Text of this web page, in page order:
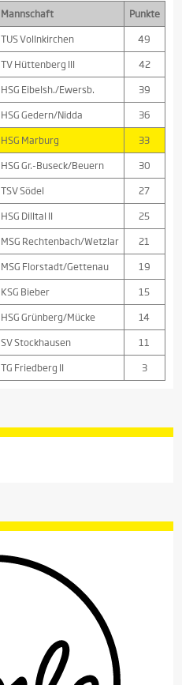
Mannschaft
Punkte
TUS Vollnkirchen
49
TV Hüttenberg III
42
HSG Eibelsh./Ewersb.
39
HSG Gedern/Nidda
36
HSG Marburg
33
HSG Gr.-Buseck/Beuern
30
TSV Södel
27
HSG Dilltal II
25
MSG Rechtenbach/Wetzlar
21
MSG Florstadt/Gettenau
19
KSG Bieber
15
HSG Grünberg/Mücke
14
SV Stockhausen
11
TG Friedberg II 3